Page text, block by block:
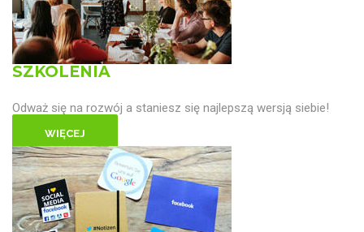
SZKOLENIA
Odważ się na rozwój a staniesz się najlepszą wersją siebie!
WIĘCEJ